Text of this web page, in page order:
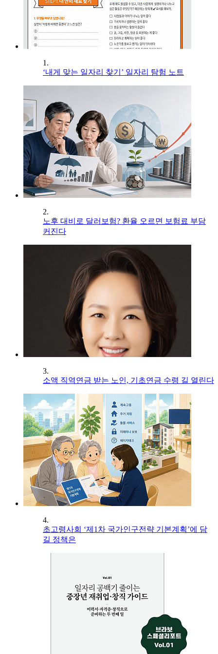
1.
‘내게 맞는 일자리 찾기’ 일자리 탐험 노트
2.
노후 대비로 달러보험? 환율 오르면 보험료 부담
커진다
3.
소액 직역연금 받는 노인, 기초연금 수령 길 열린다
4.
초고령사회 ‘제1차 국가인구전략 기본계획’에 담
길 정책은